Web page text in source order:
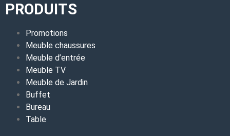
PRODUITS
Promotions
Meuble chaussures
Meuble d’entrée
Meuble TV
Meuble de Jardin
Buffet
Bureau
Table